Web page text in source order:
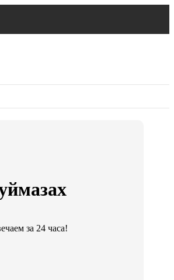
за 24 часа!